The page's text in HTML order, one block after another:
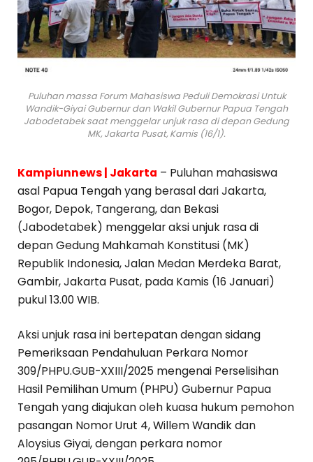
Puluhan massa Forum Mahasiswa Peduli Demokrasi Untuk
Wandik-Giyai Gubernur dan Wakil Gubernur Papua Tengah
Jabodetabek saat menggelar unjuk rasa di depan Gedung
MK, Jakarta Pusat, Kamis (16/1).
Kampiunnews | Jakarta – Puluhan mahasiswa
asal Papua Tengah yang berasal dari Jakarta,
Bogor, Depok, Tangerang, dan Bekasi
(Jabodetabek) menggelar aksi unjuk rasa di
depan Gedung Mahkamah Konstitusi (MK)
Republik Indonesia, Jalan Medan Merdeka Barat,
Gambir, Jakarta Pusat, pada Kamis (16 Januari)
pukul 13.00 WIB.
Aksi unjuk rasa ini bertepatan dengan sidang
Pemeriksaan Pendahuluan Perkara Nomor
309/PHPU.GUB-XXIII/2025 mengenai Perselisihan
Hasil Pemilihan Umum (PHPU) Gubernur Papua
Tengah yang diajukan oleh kuasa hukum pemohon
pasangan Nomor Urut 4, Willem Wandik dan
Aloysius Giyai, dengan perkara nomor